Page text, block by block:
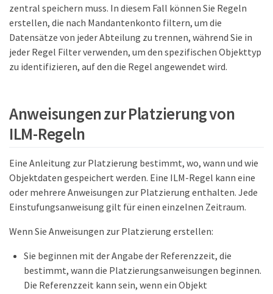
zentral speichern muss. In diesem Fall können Sie Regeln
erstellen, die nach Mandantenkonto filtern, um die
Datensätze von jeder Abteilung zu trennen, während Sie in
jeder Regel Filter verwenden, um den spezifischen Objekttyp
zu identifizieren, auf den die Regel angewendet wird.
Anweisungen zur Platzierung von
ILM-Regeln
Eine Anleitung zur Platzierung bestimmt, wo, wann und wie
Objektdaten gespeichert werden. Eine ILM-Regel kann eine
oder mehrere Anweisungen zur Platzierung enthalten. Jede
Einstufungsanweisung gilt für einen einzelnen Zeitraum.
Wenn Sie Anweisungen zur Platzierung erstellen:
Sie beginnen mit der Angabe der Referenzzeit, die
bestimmt, wann die Platzierungsanweisungen beginnen.
Die Referenzzeit kann sein, wenn ein Objekt